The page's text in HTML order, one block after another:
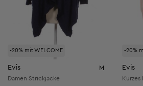
-20% mit WELCOME
Evis M
Damen Strickjacke
-20%
Evis
Kurzes